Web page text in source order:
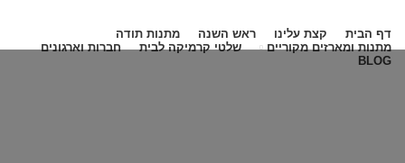
דף הבית קצת עלינו ראש השנה
מתנות תודה
מתנות ומארזים מקוריים
שלטי קרמיקה לבית
חברות וארגונים
BLOG